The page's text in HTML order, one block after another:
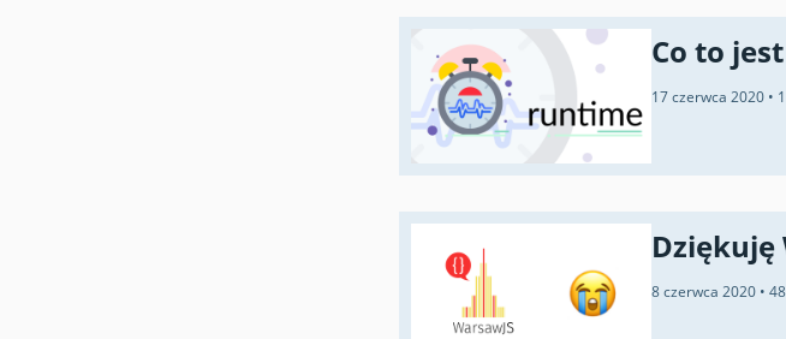
Co to
17 czerwca 2020 •
Dziękuję
8 czerwca 2020 •